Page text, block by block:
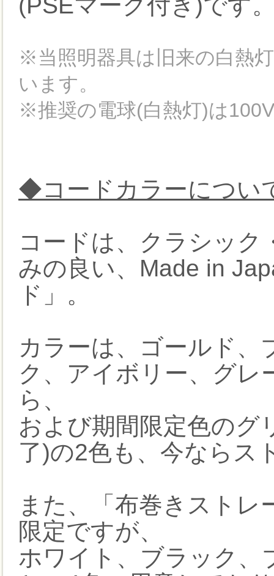
※当照明器具は旧来の白熱
います。
※推奨の電球(白熱灯)は
◆コードカラーについ
コードは、クラシッ
みの良い、Made in
ド」。
カラーは、ゴールド、
ク、アイボリー、グレ
ら、
および期間限定色のグ
了)の2色も、今ならス
また、「布巻きストレ
限定ですが、
ホワイト、ブラック、